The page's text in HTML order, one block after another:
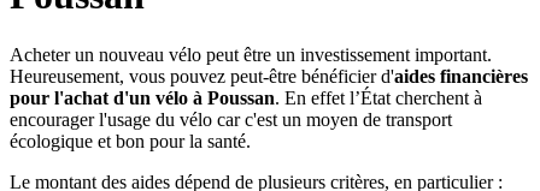
Acheter un nouveau vélo peut être un investissement important.
Heureusement, vous pouvez peut-être bénéficier d'aides financières
pour l'achat d'un vélo à Poussan. En effet l’État cherchent à
encourager l'usage du vélo car c'est un moyen de transport
écologique et bon pour la santé.
Le montant des aides dépend de plusieurs critères, en particulier :